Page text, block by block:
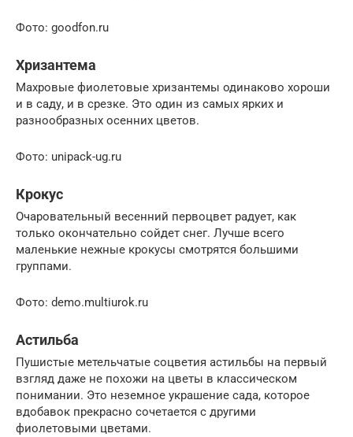
Фото: goodfon.ru
Хризантема
Махровые фиолетовые хризантемы одинаково хороши
и в саду, и в срезке. Это один из самых ярких и
разнообразных осенних цветов.
Фото: unipack-ug.ru
Крокус
Очаровательный весенний первоцвет радует, как
только окончательно сойдет снег. Лучше всего
маленькие нежные крокусы смотрятся большими
группами.
Фото: demo.multiurok.ru
Астильба
Пушистые метельчатые соцветия астильбы на первый
взгляд даже не похожи на цветы в классическом
понимании. Это неземное украшение сада, которое
вдобавок прекрасно сочетается с другими
фиолетовыми цветами.